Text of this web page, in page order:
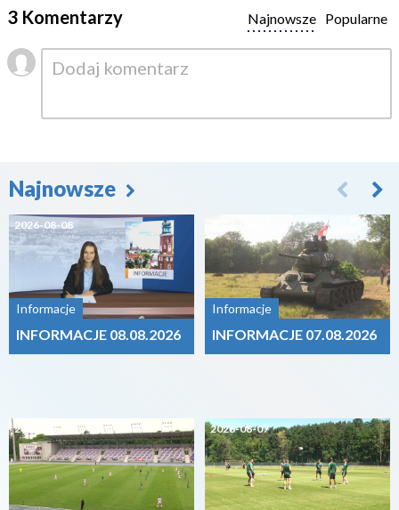
3 Komentarzy Popularne
Najnowsze
Najnowsze
2026-08-08
Informacje
INFORMACJE 08.08.2026
2026-08-07
Informacje
INFORMACJE 07.08.2026
2026-08-07